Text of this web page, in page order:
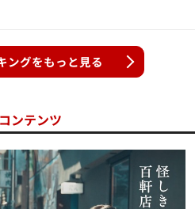
ングをもっと見る
ンテンツ